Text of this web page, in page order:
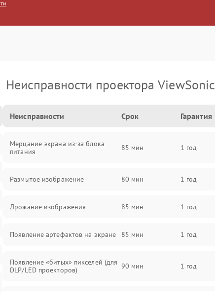
Неисправности проектора ViewSonic
Неисправности Срок Гарантия
Мерцание экрана из-за блока
питания
85 мин 1 год
Размытое изображение 80 мин 1 год
Дрожание изображения 85 мин 1 год
Появление артефактов на экране 85 мин 1 год
Появление «битых» пикселей (для
DLP/LED проекторов)
90 мин 1 год